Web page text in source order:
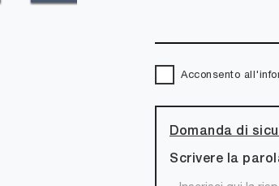
Acconsento
Domanda di
Scrivere la